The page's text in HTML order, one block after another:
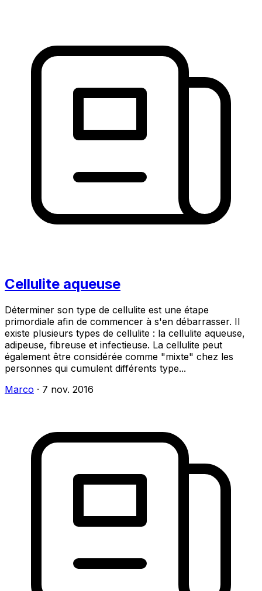
Cellulite aqueuse
Déterminer son type de cellulite est une étape
primordiale afin de commencer à s'en débarrasser. Il
existe plusieurs types de cellulite : la cellulite aqueuse,
adipeuse, fibreuse et infectieuse. La cellulite peut
également être considérée comme "mixte" chez les
personnes qui cumulent différents type...
Marco · 7 nov. 2016